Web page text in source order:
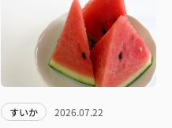
すいか 2026.07.22